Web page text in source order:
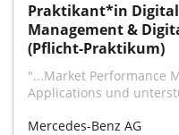
Praktikant*in
Management &
(Pflicht-Praktikum)
"...Market Performance
Applications und
Mercedes-Benz AG